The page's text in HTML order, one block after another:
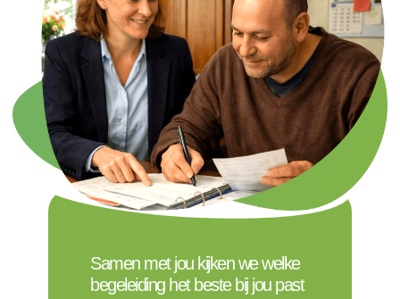
Samen met jou kijken we welke
begeleiding het beste bij jou past